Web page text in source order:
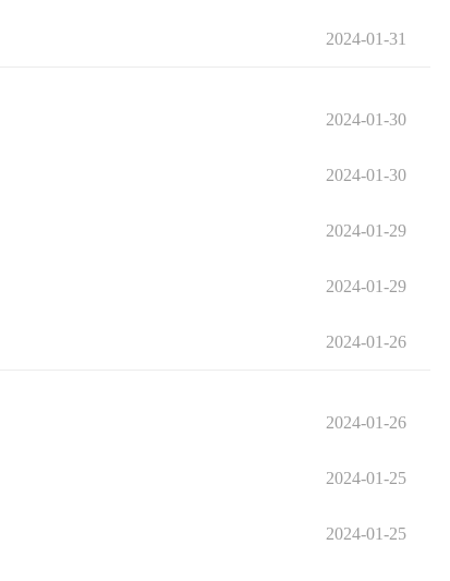
2024-01-31
2024-01-30
2024-01-30
2024-01-29
2024-01-29
2024-01-26
2024-01-26
2024-01-25
2024-01-25